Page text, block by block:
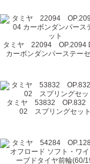
タミヤ 22094 OP.2094
カーボンダンパーステー
タミヤ 53832 OP.832
02 スプリングセット